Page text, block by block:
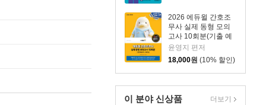
2026 에듀윌 간호조
무사 실제 동형 모의
고사 10회분(기출 예
상문제+무료특강)
윤영지 편저
18,000원 (10% 할인)
이 분야 신상품 더보기